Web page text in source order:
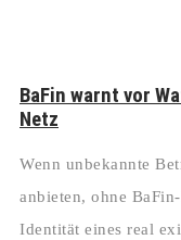
BaFin warnt vor
Netz
Wenn unbekannte
anbieten, ohne
Identität eines real